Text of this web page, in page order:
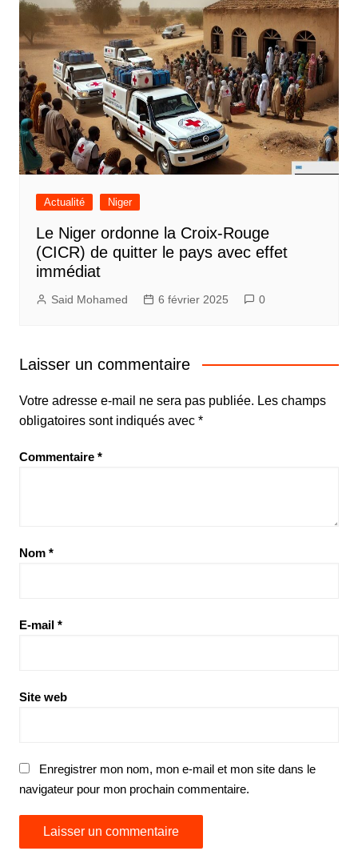
Actualité Niger
Le Niger ordonne la Croix-Rouge
(CICR) de quitter le pays avec effet
immédiat
Said Mohamed 6 février 2025 0
Laisser un commentaire
Votre adresse e-mail ne sera pas publiée. Les champs
obligatoires sont indiqués avec *
Commentaire *
Nom *
E-mail *
Site web
Enregistrer mon nom, mon e-mail et mon site dans le
navigateur pour mon prochain commentaire.